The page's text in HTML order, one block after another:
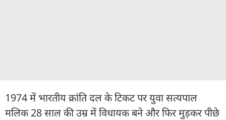
1974 में भारतीय क्रांति दल के टिकट पर युवा सत्यपाल
मलिक 28 साल की उम्र में विधायक बने और फिर मुड़कर पीछे